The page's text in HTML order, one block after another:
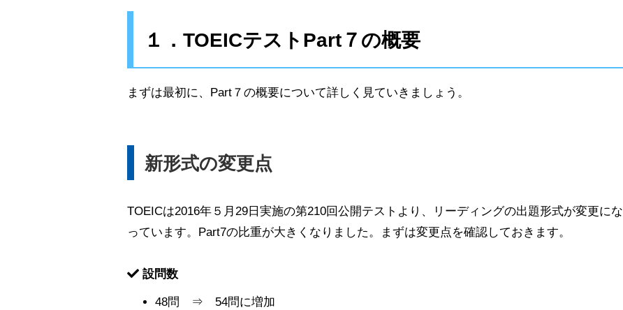
１．TOEICテストPart７の概要
まずは最初に、Part７の概要について詳しく見ていきましょう。
新形式の変更点
TOEICは2016年５月29日実施の第210回公開テストより、リーディングの出題形式が変更にな
っています。Part7の比重が大きくなりました。まずは変更点を確認しておきます。
設問数
48問 ⇒ 54問に増加